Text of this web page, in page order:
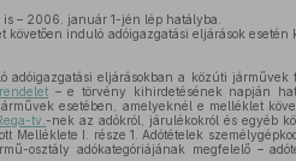
– 2006. január 1-jén lép hatályba.
induló adóigazgatási eljárások esetén
eljárásokban a közúti járművek
– e törvény kihirdetésének napján
esetében, amelyeknél e melléklet
tv.-nek az adókról, járulékokról és egyéb
Melléklete I. része 1. Adótételek
osztály adókategóriájának megfelelő –